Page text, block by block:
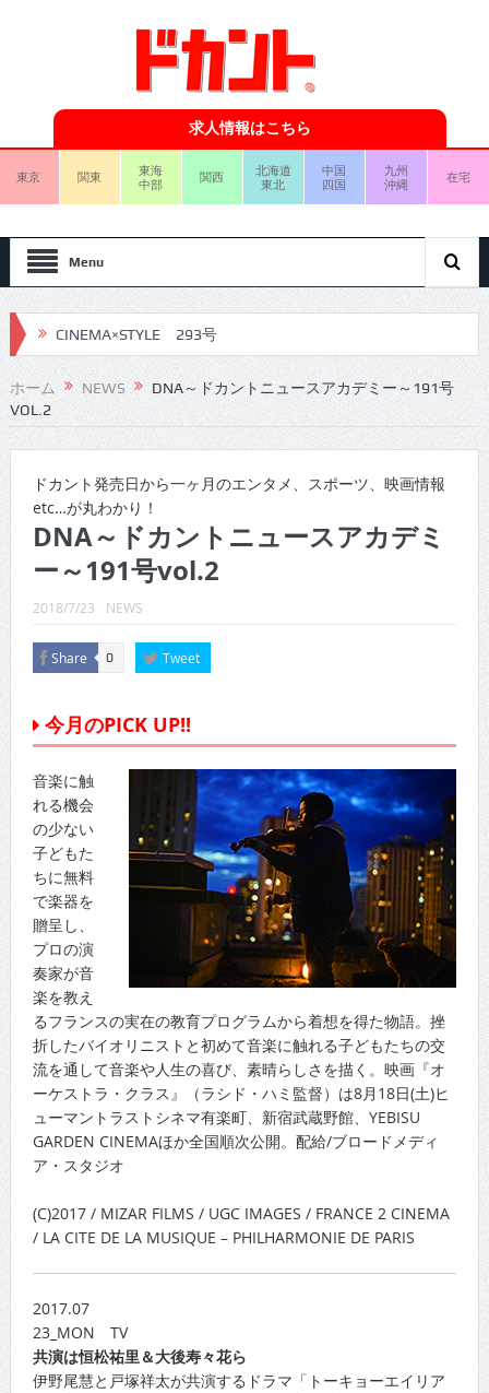
求人情報はこちら
東京 関東
東海
中部
関西
北海道
東北
中国
四国
九州
沖縄
在宅
Menu
CINEMA×STYLE 293号
CINEMA×STYLE 292号
CINEMA×STYLE 291号
CINEMA×STYLE 289号
CINEMA×STYLE 288号
CINEMA×STYLE 287号
CINEMA×STYLE 285号
ホーム NEWS
DNA～ドカントニュースアカデミー～191号
VOL.2
ドカント発売日から一ヶ月のエンタメ、スポーツ、映画情報
etc…が丸わかり！
DNA～ドカントニュースアカデミ
ー～191号vol.2
2018/7/23 NEWS
Share 0 Tweet
今月のPICK UP!!
音楽に触
れる機会
の少ない
子どもた
ちに無料
で楽器を
贈呈し、
プロの演
奏家が音
楽を教え
るフランスの実在の教育プログラムから着想を得た物語。挫
折したバイオリニストと初めて音楽に触れる子どもたちの交
流を通して音楽や人生の喜び、素晴らしさを描く。映画『オ
ーケストラ・クラス』（ラシド・ハミ監督）は8月18日(土)ヒ
ューマントラストシネマ有楽町、新宿武蔵野館、YEBISU
GARDEN CINEMAほか全国順次公開。配給/ブロードメディ
ア・スタジオ
(C)2017 / MIZAR FILMS / UGC IMAGES / FRANCE 2 CINEMA
/ LA CITE DE LA MUSIQUE – PHILHARMONIE DE PARIS
2017.07
23_MON TV
共演は恒松祐里＆大後寿々花ら
伊野尾慧と戸塚祥太が共演するドラマ「トーキョーエイリア